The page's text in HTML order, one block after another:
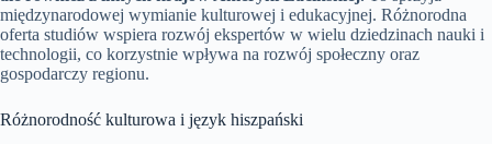
międzynarodowej wymianie kulturowej i edukacyjnej. Różnorodna
oferta studiów wspiera rozwój ekspertów w wielu dziedzinach nauki i
technologii, co korzystnie wpływa na rozwój społeczny oraz
gospodarczy regionu.
Różnorodność kulturowa i język hiszpański